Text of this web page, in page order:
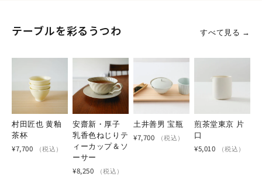
煎茶堂東京のお渡し用の紙袋を1枚、荷物に同封しておりま
テーブルを彩るうつわ すべて見る →
村田匠也 黄釉
茶杯
¥7,700
（税込）
安齋新・厚子
乳香色ねじりテ
ィーカップ＆ソ
ーサー
¥8,250
（税込）
土井善男 宝瓶
¥7,700
（税込）
煎茶堂東京 片
口
¥5,010
（税込）